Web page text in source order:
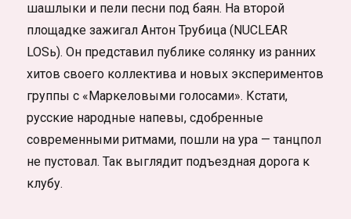
шашлыки и пели песни под баян. На второй
площадке зажигал Антон Трубица (NUCLEAR
LOSь). Он представил публике солянку из ранних
хитов своего коллектива и новых экспериментов
группы с «Маркеловыми голосами». Кстати,
русские народные напевы, сдобренные
современными ритмами, пошли на ура — танцпол
не пустовал. Так выглядит подъездная дорога к
клубу.